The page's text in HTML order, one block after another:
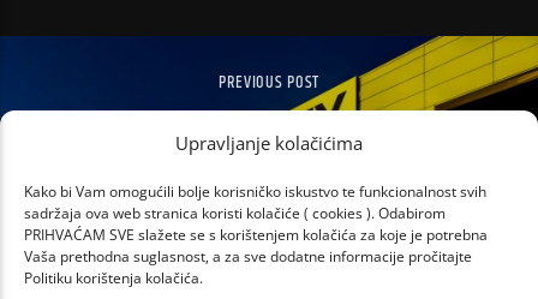
Upravljanje kolačićima
Kako bi Vam omogućili bolje korisničko iskustvo te funkcionalnost svih
sadržaja ova web stranica koristi kolačiće ( cookies ). Odabirom
PRIHVAĆAM SVE slažete se s korištenjem kolačića za koje je potrebna
Vaša prethodna suglasnost, a za sve dodatne informacije pročitajte
Politiku korištenja kolačića.
PREVIOUS POST
VRLO JAK PONEDJELJAK U CITY CENTERU
ONE